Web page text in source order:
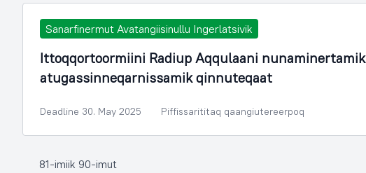
Sanarfinermut Avatangiisinullu Ingerlatsivik
Ittoqqortoormiini Radiup Aqqulaani nunaminertamik
atugassinneqarnissamik qinnuteqaat
Deadline 30. May 2025 Piffissarititaq qaangiutereerpoq
81-imiik 90-imut